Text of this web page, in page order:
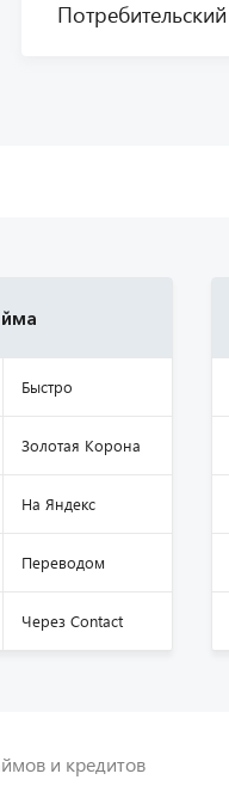
Быстро
Золотая Корона
На Яндекс
Переводом
Через Contact
и кредитов